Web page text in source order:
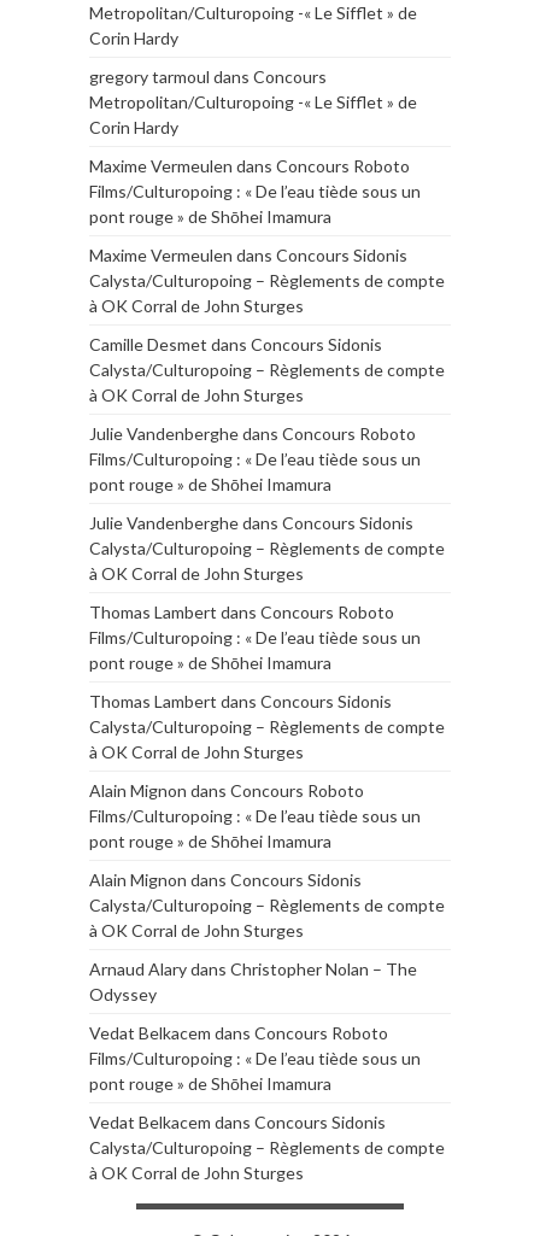
Metropolitan/Culturopoing -« Le Sifflet » de
Corin Hardy
gregory tarmoul dans Concours
Metropolitan/Culturopoing -« Le Sifflet » de
Corin Hardy
Maxime Vermeulen dans Concours Roboto
Films/Culturopoing : « De l’eau tiède sous un
pont rouge » de Shōhei Imamura
Maxime Vermeulen dans Concours Sidonis
Calysta/Culturopoing – Règlements de compte
à OK Corral de John Sturges
Camille Desmet dans Concours Sidonis
Calysta/Culturopoing – Règlements de compte
à OK Corral de John Sturges
Julie Vandenberghedans Concours Roboto
Films/Culturopoing : « De l’eau tiède sous un
pont rouge » de Shōhei Imamura
Julie Vandenberghedans Concours Sidonis
Calysta/Culturopoing – Règlements de compte
à OK Corral de John Sturges
Thomas Lambert dans Concours Roboto
Films/Culturopoing : « De l’eau tiède sous un
pont rouge » de Shōhei Imamura
Thomas Lambert dans Concours Sidonis
Calysta/Culturopoing – Règlements de compte
à OK Corral de John Sturges
Alain Mignon dans Concours Roboto
Films/Culturopoing : « De l’eau tiède sous un
pont rouge » de Shōhei Imamura
Alain Mignon dans Concours Sidonis
Calysta/Culturopoing – Règlements de compte
à OK Corral de John Sturges
Arnaud Alarydans Christopher Nolan – The
Odyssey
Vedat Belkacem dans Concours Roboto
Films/Culturopoing : « De l’eau tiède sous un
pont rouge » de Shōhei Imamura
Vedat Belkacem dans Concours Sidonis
Calysta/Culturopoing – Règlements de compte
à OK Corral de John Sturges